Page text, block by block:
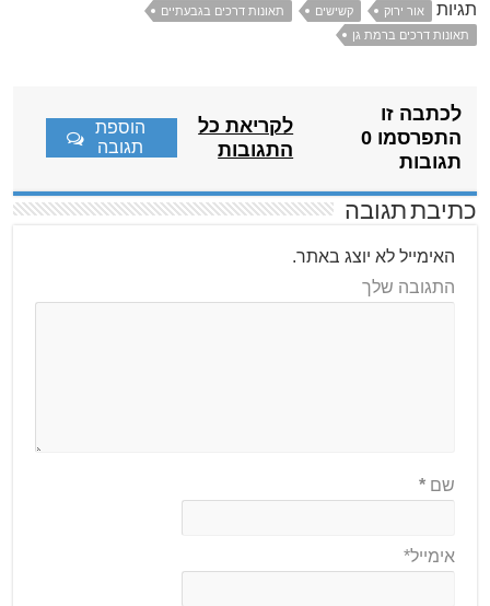
תגיות אור ירוק קשישים
תאונות דרכים בגבעתיים
תאונות דרכים ברמת גן
לכתבה זו
התפרסמו 0
תגובות
לקריאת כל
התגובות
הוספת
תגובה
כתיבת תגובה
האימייל לא יוצג באתר.
התגובה שלך
שם*
אימייל*